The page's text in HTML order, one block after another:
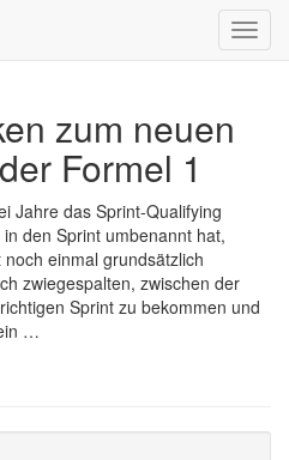
zum neuen
Formel 1
Jahre das Sprint-Qualifying
den Sprint umbenannt hat,
einmal grundsätzlich
zwiegespalten, zwischen der
Sprint zu bekommen und
…